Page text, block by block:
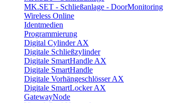
MK.SET - Schließanlage - DoorMonitoring
Wireless Online
Identmedien
Programmierung
Digital Cylinder AX
Digitale Schließzylinder
Digitale SmartHandle AX
Digitale SmartHandle
Digitale Vorhängeschlösser AX
Digitale SmartLocker AX
GatewayNode